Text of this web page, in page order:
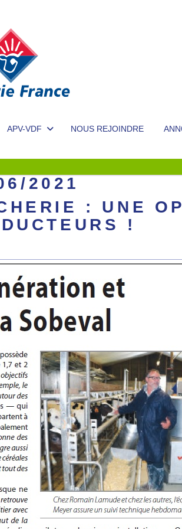
APV-VDF NOUS REJOINDRE
2021
: UNE
!